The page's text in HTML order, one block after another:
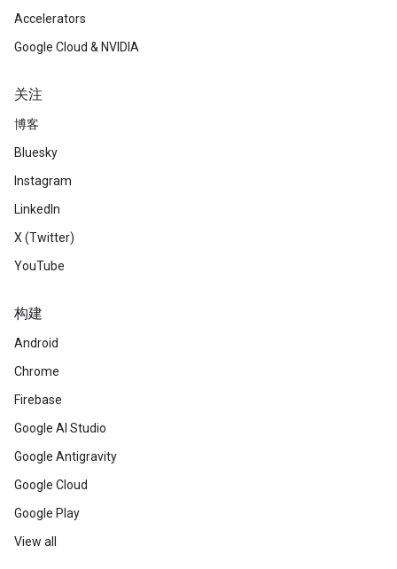
Accelerators
Google Cloud & NVIDIA
关注
博客
Bluesky
Instagram
LinkedIn
X (Twitter)
YouTube
构建
Android
Chrome
Firebase
Google AI Studio
Google Antigravity
Google Cloud
Google Play
View all